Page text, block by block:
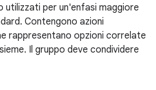
utilizzati per un'enfasi maggiore
Contengono azioni
rappresentano opzioni correlate
Il gruppo deve condividere